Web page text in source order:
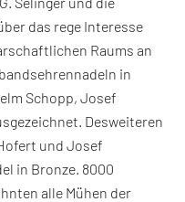
das rege Interesse
Raums an
in
Schopp, Josef
Desweiteren
und Josef
in Bronze. 8000
alle Mühen der